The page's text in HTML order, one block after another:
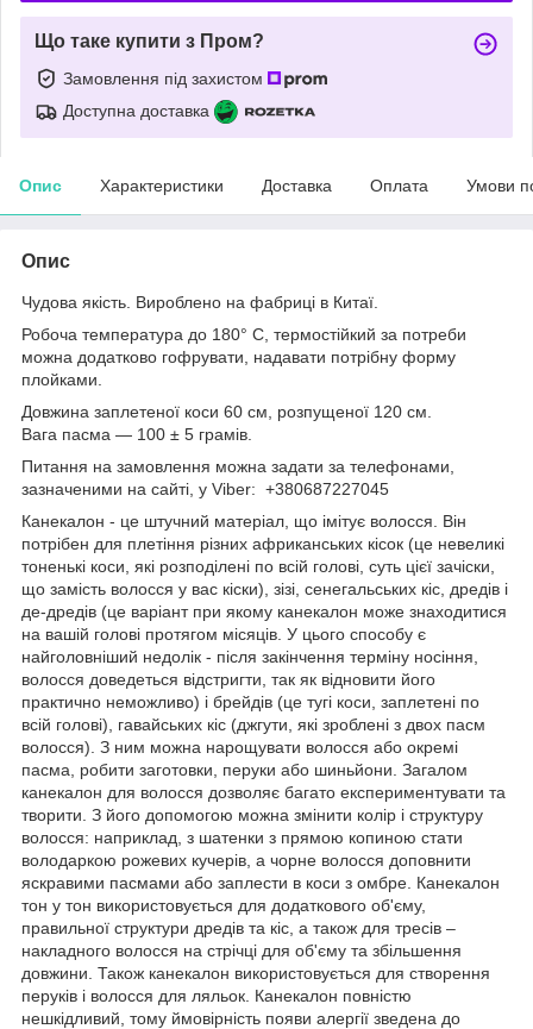
Що таке купити з Пром?
Замовлення під захистом
Доступна доставка
Опис Характеристики Доставка Оплата Умови
Опис
Чудова якість. Вироблено на фабриці в Китаї.
Робоча температура до 180° С, термостійкий за потреби
можна додатково гофрувати, надавати потрібну форму
плойками.
Довжина заплетеної коси 60 см, розпущеної 120 см.
Вага пасма — 100 ± 5 грамів.
Питання на замовлення можна задати за телефонами,
зазначеними на сайті, у Viber: +380687227045
Канекалон - це штучний матеріал, що імітує волосся. Він
потрібен для плетіння різних африканських кісок (це невеликі
тоненькі коси, які розподілені по всій голові, суть цієї зачіски,
що замість волосся у вас кіски), зізі, сенегальських кіс, дредів і
де-дредів (це варіант при якому канекалон може знаходитися
на вашій голові протягом місяців. У цього способу є
найголовніший недолік - після закінчення терміну носіння,
волосся доведеться відстригти, так як відновити його
практично неможливо) і брейдів (це тугі коси, заплетені по
всій голові), гавайських кіс (джгути, які зроблені з двох пасм
волосся). З ним можна нарощувати волосся або окремі
пасма, робити заготовки, перуки або шиньйони. Загалом
канекалон для волосся дозволяє багато експериментувати та
творити. З його допомогою можна змінити колір і структуру
волосся: наприклад, з шатенки з прямою копиною стати
володаркою рожевих кучерів, а чорне волосся доповнити
яскравими пасмами або заплести в коси з омбре. Канекалон
тон у тон використовується для додаткового об'єму,
правильної структури дредів та кіс, а також для тресів –
накладного волосся на стрічці для об'єму та збільшення
довжини. Також канекалон використовується для створення
перуків і волосся для ляльок. Канекалон повністю
нешкідливий, тому ймовірність появи алергії зведена до